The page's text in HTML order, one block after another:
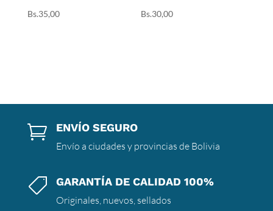
Bs.35,00 Bs.30,00
 ENVÍO SEGURO
Envío a ciudades y provincias de Bolivia
 GARANTÍA DE CALIDAD 100%
Originales, nuevos, sellados